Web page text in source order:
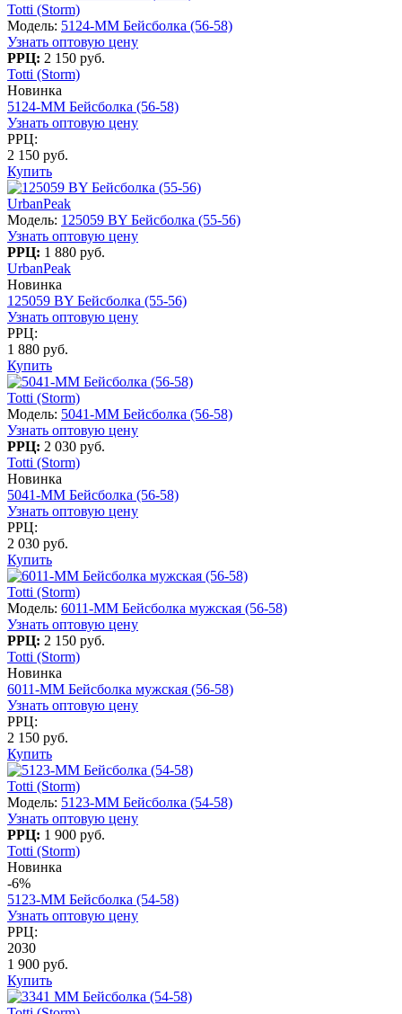
Totti (Storm)
Модель: 5124-MM Бейсболка (56-58)
Узнать оптовую цену
РРЦ: 2 150 руб.
Totti (Storm)
Новинка
5124-MM Бейсболка (56-58)
Узнать оптовую цену
РРЦ:
2 150 руб.
Купить
UrbanPeak
Модель: 125059 BY Бейсболка (55-56)
Узнать оптовую цену
РРЦ: 1 880 руб.
UrbanPeak
Новинка
125059 BY Бейсболка (55-56)
Узнать оптовую цену
РРЦ:
1 880 руб.
Купить
Totti (Storm)
Модель: 5041-MM Бейсболка (56-58)
Узнать оптовую цену
РРЦ: 2 030 руб.
Totti (Storm)
Новинка
5041-MM Бейсболка (56-58)
Узнать оптовую цену
РРЦ:
2 030 руб.
Купить
Totti (Storm)
Модель: 6011-MM Бейсболка мужская (56-58)
Узнать оптовую цену
РРЦ: 2 150 руб.
Totti (Storm)
Новинка
6011-MM Бейсболка мужская (56-58)
Узнать оптовую цену
РРЦ:
2 150 руб.
Купить
Totti (Storm)
Модель: 5123-MM Бейсболка (54-58)
Узнать оптовую цену
РРЦ: 1 900 руб.
Totti (Storm)
Новинка
-6%
5123-MM Бейсболка (54-58)
Узнать оптовую цену
РРЦ:
2030
1 900 руб.
Купить